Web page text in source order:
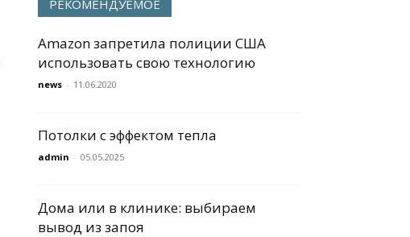
РЕКОМЕНДУЕМОЕ
Amazon запретила полиции США
использовать свою технологию
news - 11.06.2020
Потолки с эффектом тепла
admin - 05.05.2025
Дома или в клинике: выбираем
вывод из запоя